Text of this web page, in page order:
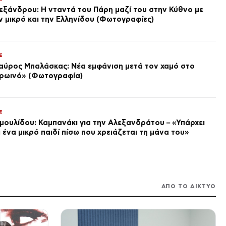
SPORTS
ΑΓΟΡΕΣ
ΟΙΚΟΝΟΜΙΑ
Η Ελλάδα υπέβαλε αίτημα
ενεργοποίησης της ρήτρας
Ολυμπιακό στην Παλέρμο
Η νταντά του Πάρη μαζί του στην Κύθνο με
μικρό και την Ελληνίδου (Φωτογραφίες)
Μπαλάσκας: Νέα εμφάνιση μετά τον χαμό στο
(Φωτογραφία)
Καμπανάκι για την Αλεξανδράτου – «Υπάρχει
ένα μικρό παιδί πίσω που χρειάζεται τη μάνα του»
ΑΠΟ ΤΟ ΔΙΚΤΥΟ